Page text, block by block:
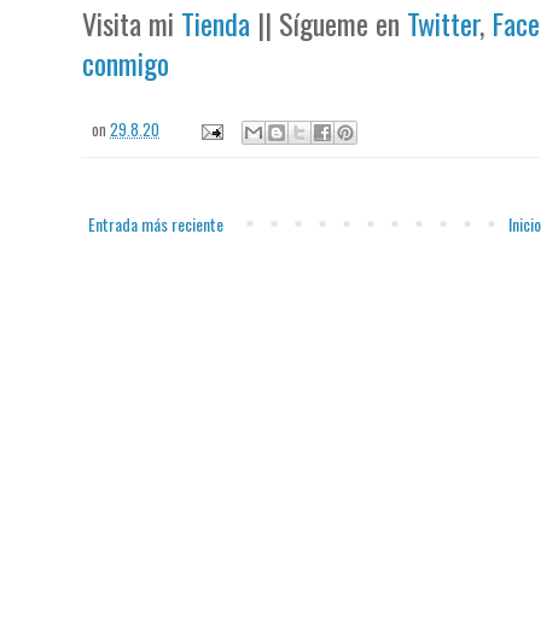
Visita mi Tienda || Sígueme en Twitter,
conmigo
on29.8.20
Entrada más reciente Inicio